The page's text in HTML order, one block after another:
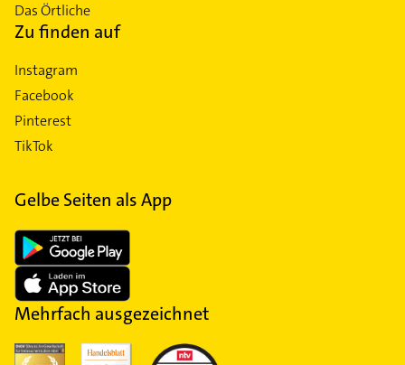
Das Örtliche
Zu finden auf
Instagram
Facebook
Pinterest
TikTok
Gelbe Seiten als App
Mehrfach ausgezeichnet